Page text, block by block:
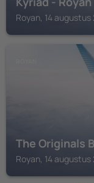
Royan, 14
The Originals
Royan, 14